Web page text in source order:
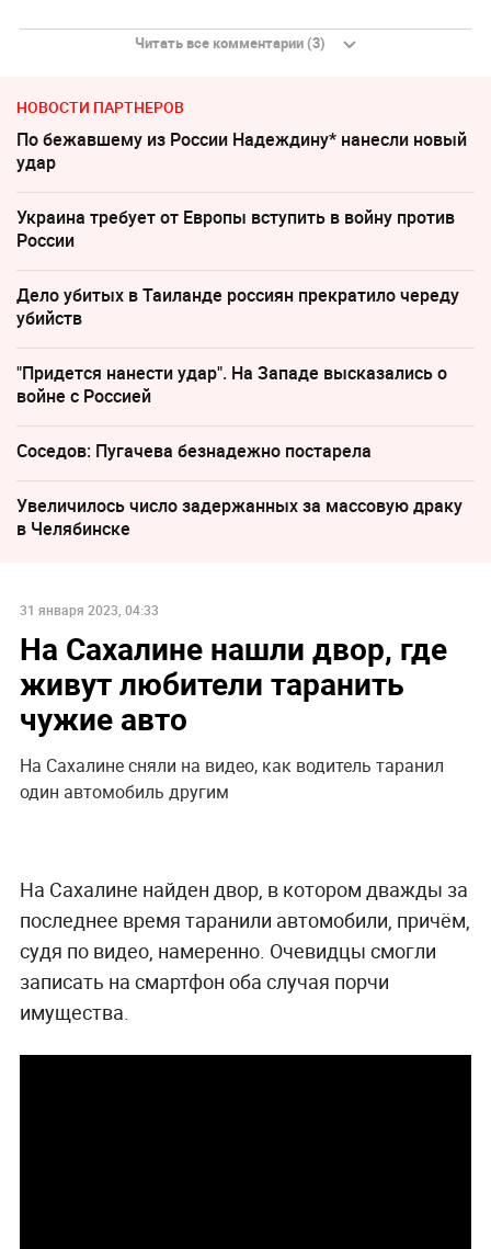
Читать все комментарии (3)
НОВОСТИ ПАРТНЕРОВ
По бежавшему из России Надеждину* нанесли новый
удар
Украина требует от Европы вступить в войну против
России
Дело убитых в Таиланде россиян прекратило череду
убийств
"Придется нанести удар". На Западе высказались о
войне с Россией
Соседов: Пугачева безнадежно постарела
Увеличилось число задержанных за массовую драку
в Челябинске
31 января 2023, 04:33
На Сахалине нашли двор, где
живут любители таранить
чужие авто
На Сахалине сняли на видео, как водитель таранил
один автомобиль другим
На Сахалине найден двор, в котором дважды за
последнее время таранили автомобили, причём,
судя по видео, намеренно. Очевидцы смогли
записать на смартфон оба случая порчи
имущества.